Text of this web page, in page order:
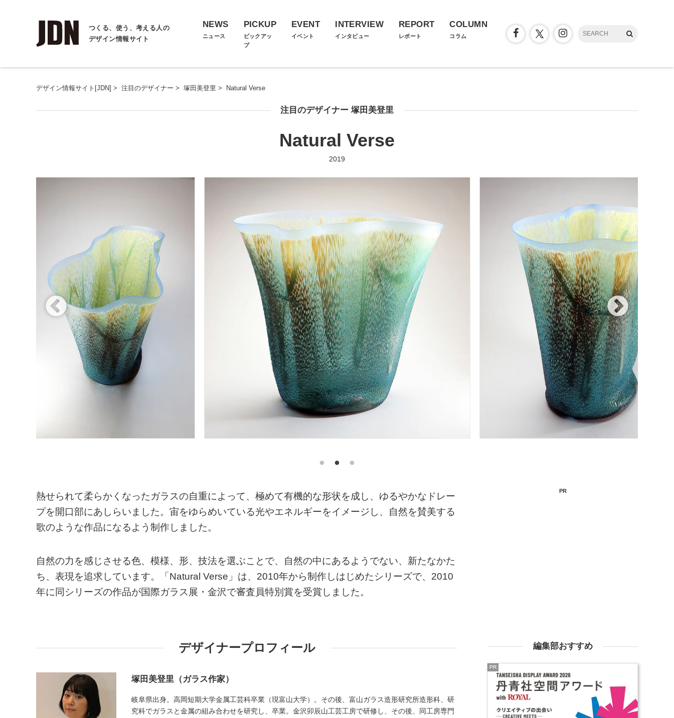
つくる、使う、考える人の
デザイン情報サイト
NEWS
ニュース
PICKUP
ピックアッ
プ
EVENT
イベント
INTERVIEW
インタビュー
REPORT
レポート
COLUMN
コラム
デザイン情報サイト[JDN] > 注目のデザイナー > 塚田美登里 > Natural Verse
注目のデザイナー 塚田美登里
Natural Verse
2019
熱せられて柔らかくなったガラスの自重によって、極めて有機的な形状を成し、ゆるやかなドレー
プを開口部にあしらいました。宙をゆらめいている光やエネルギーをイメージし、自然を賛美する
歌のような作品になるよう制作しました。
自然の力を感じさせる色、模様、形、技法を選ぶことで、自然の中にあるようでない、新たなかた
ち、表現を追求しています。「Natural Verse」は、2010年から制作しはじめたシリーズで、2010
年に同シリーズの作品が国際ガラス展・金沢で審査員特別賞を受賞しました。
デザイナープロフィール
塚田美登里（ガラス作家）
岐阜県出身。高岡短期大学金属工芸科卒業（現富山大学）。その後、富山ガラス造形研究所造形科、研
究科でガラスと金属の組み合わせを研究し、卒業。金沢卯辰山工芸工房で研修し、その後、同工房専門
PR
編集部おすすめ
PR